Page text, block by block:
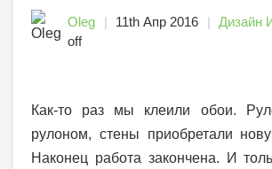
Oleg 11th Апр 2016
Дизайн
off
Как-то раз мы клеили обои.
рулоном, стены приобретали
Наконец работа закончена. И